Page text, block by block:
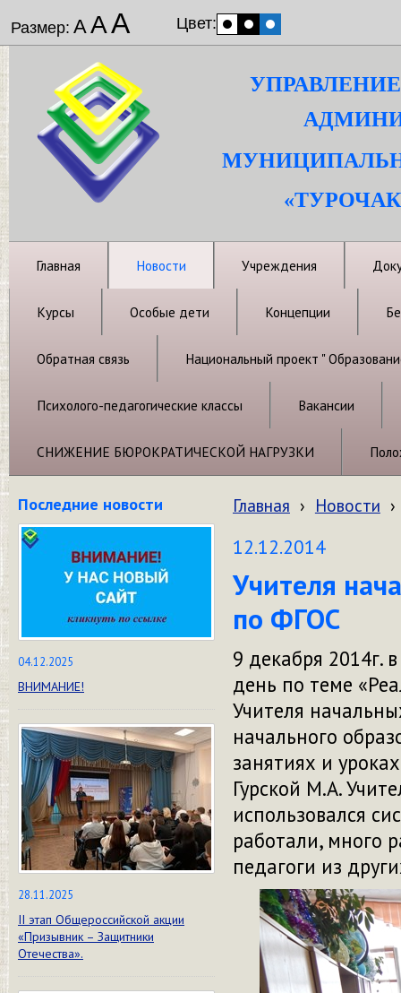
Размер: ААА Цвет:
Главная Новости Учреждения
Курсы Особые дети Концепции
Обратная связь Национальный проект "
Психолого-педагогические классы Вакансии
СНИЖЕНИЕ БЮРОКРАТИЧЕСКОЙ НАГРУЗКИ
Последние новости
04.12.2025
ВНИМАНИЕ!
28.11.2025
II этап Общероссийской акции
«Призывник – Защитники
Отечества».
Главная › Новости ›
12.12.2014
Учителя
по ФГОС
9 декабря 2014г.
день по теме
Учителя
начального
занятиях и
Гурской М.А.
использовался
работали, много
педагоги из